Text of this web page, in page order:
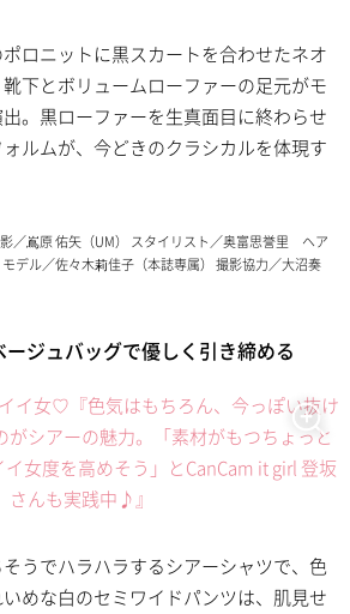
ロニットに黒スカートを合わせたネオ
下とボリュームローファーの足元がモ
。黒ローファーを生真面目に終わらせ
ルムが、今どきのクラシカルを体現す
／嶌原 佑矢（UM） スタイリスト／奥富思誉里 ヘア
デル／佐々木莉佳子（本誌専属） 撮影協力／大沼奏
ージュバッグで優しく引き締める
うでハラハラするシアーシャツで、色
めな白のセミワイドパンツは、肌見せ